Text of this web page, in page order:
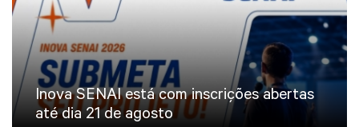
Inova SENAI está com inscrições abertas
até dia 21 de agosto